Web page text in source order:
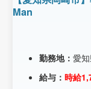
Man
勤務地： 愛
給与： 時給